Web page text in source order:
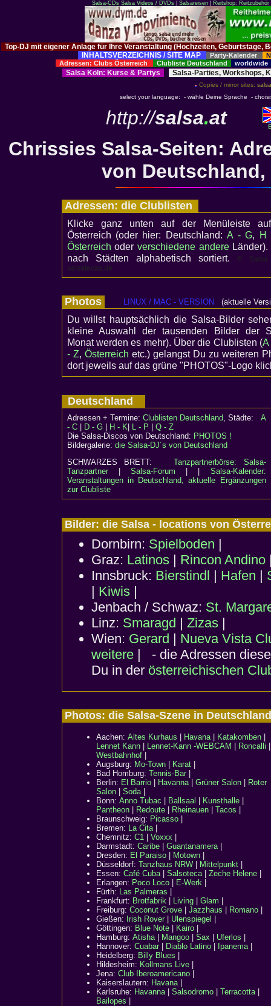
Salsa-CDs Salsa Videos / DVDs| Salsareisen| Reitshop:
Top-DJ mit eigener Anlage für Ihre Veranstaltung (Hochzeiten,
INHALTSVERZEICHNIS / SITE MAP
Party-Kalender
Adressen: Clubs Österreich
Clubliste Deutschland worldwide
Salsa Köln: Kurse& Partys Salsa-Parties, Workshops,
Copies / mirror sites:
select your language: - wähle Deine Sprache -
http://salsa.at
Chrissies Salsa-Seiten:
von
Adressen: die Clublisten
Klicke ganz unten auf der Menüleiste
Österreich (oder hier: Deutschland:A - G, H
Österreich oder verschiedene andereLänder).
nach Städten alphabetisch sortiert.
©
salsatecas.de
Photos LINUX / MAC - VERSION (aktuelle
Du willst hauptsächlich die Salsa-Bilder
kleine Auswahl der tausenden Bilder der
Monat werden es mehr). Über die Clublisten (A
- Z, Österreich etc.) gelangst Du zu weiteren
dort jeweils auf das grüne "PHOTOS"-Logo
Deutschland
Adressen + Termine: Clublisten Deutschland, Städte: A
- C| D - G| H - K| L - P
Q - Z
Die Salsa-Discos von Deutschland: PHOTOS !
Bildergalerie: die Salsa-DJ´s von Deutschland
SCHWARZES BRETT: Tanzpartnerbörse: Salsa-
Tanzpartner| Salsa-Forum
Salsa-Kalender:
Veranstaltungen in Deutschland, aktuelle Ergänzungen
zur Clubliste
Bilder: die Salsa - locations von
Dornbirn: Spielboden |
Graz: Latinos| Rincon Andino
Innsbruck: Bierstindl | Hafen |
| Kiwis|
Jenbach / Schwaz: St.
Linz: Smaragd | Zizas|
Wien: Gerard | Nueva Vista
weitere| - die Adressen
Du in der österreichischen
Photos: die Salsa-Szene in
Aachen: Altes Kurhaus Havana| Katakomben|
Lennet Kann| Lennet-Kann -WEBCAM Roncalli
Westbahnhof|
Augsburg: Mo-Town| Karat|
Bad Homburg: Tennis-Bar|
Berlin: El Barrio| Havanna| Grüner Salon|
Roter
Salon| Soda|
Bonn: Anno Tubac Ballsaal Kunsthalle|
Pantheon| Redoute| Rheinauen| Tacos
Braunschweig: Picasso|
Bremen: La Cita|
Chemnitz: C1| Voxxx|
Darmstadt: Caribe| Guantanamera|
Dresden: El Paraiso| Motown|
Düsseldorf: Tanzhaus NRW| Mittelpunkt|
Essen: Café Cuba| Salsoteca| Zeche Helene|
Erlangen: Poco Loco| E-Werk|
Fürth: Las Palmeras
Frankfurt: Brotfabrik| Living| Glam
Freiburg: Coconut Grove| Jazzhaus Romano|
Gießen: Irish Rover| Ulenspiegel
Göttingen: Blue Note| Kairo|
Hamburg: Atisha| Mangoo| Sax| Uferlos
Hannover: Cuabar| Diablo Latino| Ipanema|
Heidelberg: Billy Blues
Hildesheim: Kollmans Live|
Jena: Club Iberoamericano|
Kaiserslautern: Havana|
Karlsruhe: Havanna| Salsodromo| Terracotta|
Bailopes